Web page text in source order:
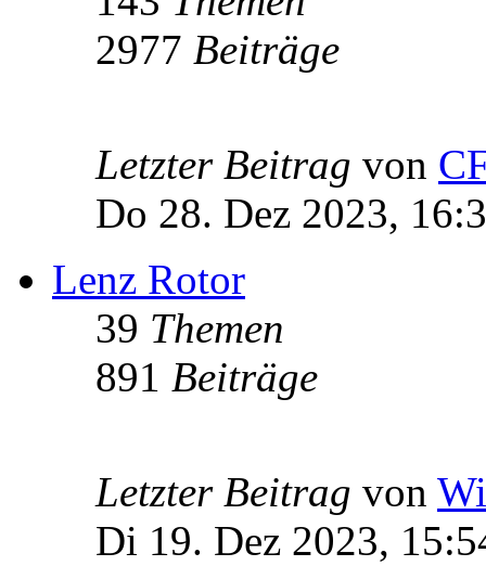
2977 Beiträge
Letzter Beitrag von
Do 28. Dez 2023,
Lenz Rotor
39 Themen
891 Beiträge
Letzter Beitrag von
Di 19. Dez 2023,